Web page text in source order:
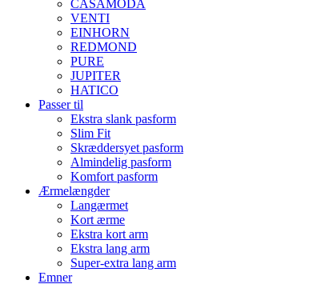
CASAMODA
VENTI
EINHORN
REDMOND
PURE
JUPITER
HATICO
Passer til
Ekstra slank pasform
Slim Fit
Skræddersyet pasform
Almindelig pasform
Komfort pasform
Ærmelængder
Langærmet
Kort ærme
Ekstra kort arm
Ekstra lang arm
Super-extra lang arm
Emner